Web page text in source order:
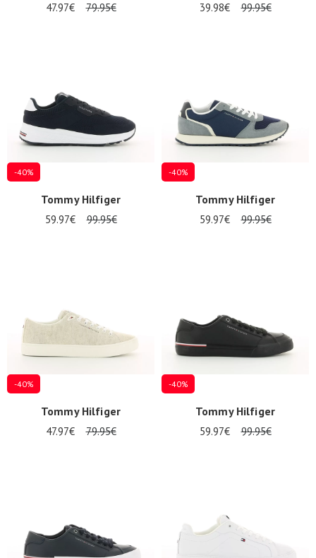
47.97€ 79.95€ 39.98€ 99.95€
-40%
Tommy Hilfiger
59.97€ 99.95€
-40%
Tommy Hilfiger
59.97€ 99.95€
-40%
Tommy Hilfiger
47.97€ 79.95€
-40%
Tommy Hilfiger
59.97€ 99.95€